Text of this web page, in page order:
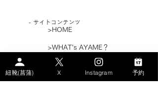
​- サイトコンテンツ
>HOME
>WHAT's AYAME？
>PLAN
紐靴(菖蒲) X Instagram 予約